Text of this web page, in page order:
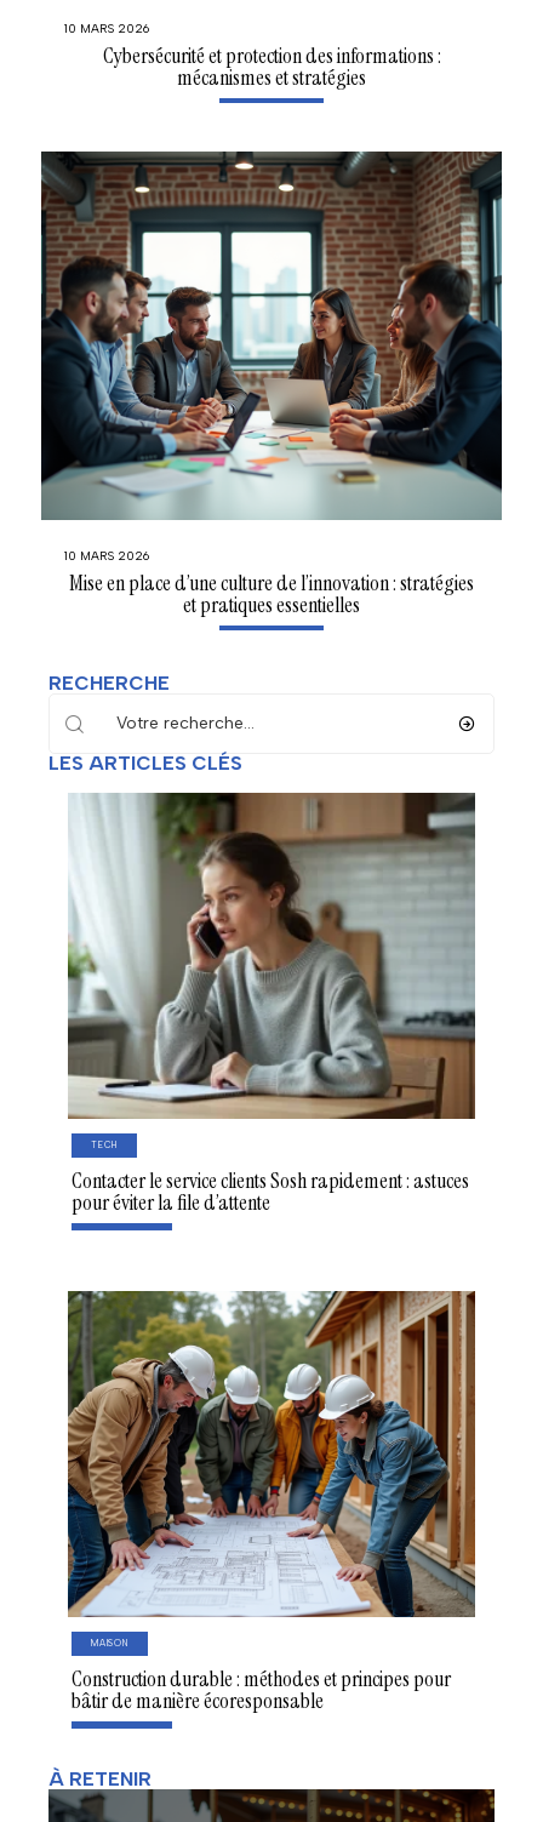
10 MARS 2026
Cybersécurité et protection des informations :
mécanismes et stratégies
10 MARS 2026
Mise en place d’une culture de l’innovation : stratégies
et pratiques essentielles
RECHERCHE
LES ARTICLES CLÉS
TECH
Contacter le service clients Sosh rapidement : astuces
pour éviter la file d’attente
MAISON
Construction durable : méthodes et principes pour
bâtir de manière écoresponsable
À RETENIR